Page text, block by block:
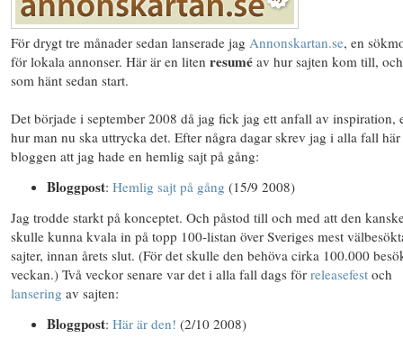
För drygt tre månader sedan lanserade jag Annonskartan.se, en
för lokala annonser. Här är en liten resumé av hur sajten kom till,
som hänt sedan start.
Det började i september 2008 då jag fick jag ett anfall av inspiration,
hur man nu ska uttrycka det. Efter några dagar skrev jag i alla fall här
bloggen att jag hade en hemlig sajt på gång:
Bloggpost: Hemlig sajt på gång (15/9 2008)
Jag trodde starkt på konceptet. Och påstod till och med att den
skulle kunna kvala in på topp 100-listan över Sveriges mest
sajter, innan årets slut. (För det skulle den behöva cirka 100.000
veckan.) Två veckor senare var det i alla fall dags för releasefest och
lansering av sajten:
Bloggpost: Här är den! (2/10 2008)